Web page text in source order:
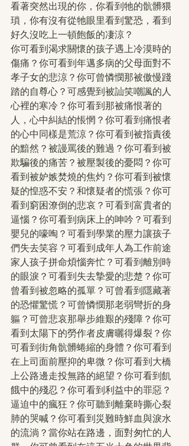
看著突然出現的你，你看到牠的骯髒猥
瑣，你有沒有從牠眼里看到驚恐，看到
好久沒吃上一頓飽飯的凄涼？
你可看到渴求關懷的孩子遇上冷漠時的
傷痛？你可看到年邁多病的父母面對不
孝子女的悲涼？你可曾憐憫那被傲慢踐
踏的自尊心？可感覺到被訕笑嘲諷的人
心裡的寒冷？你可看到那被痛恨著的
人，心中糾結的悵惘？你可看到痛恨者
的心中同樣是荒涼？你可看到被指責後
的黯然？被謾罵後的難過？你可看到被
欺騙後的痛苦？被壓製後的憂悶？你可
看到被妒嫉焚燒的焦灼？你可看到被懷
疑的惶惑不安？和懷疑者的慌張？你可
看到窮困潦倒的悲哀？可看到富貴者的
逼惱？你可看到病床上的呻吟？可看到
嬰兒的嚎啕？可看到學業的壓力讓孩子
們失去笑容？可看到成年人為工作前途
家人孩子拼命煩惱奔忙？可看到離別時
的眼淚？可看到失去摯愛的悲楚？你可
曾看到被忽略的孤單？可曾看到隱藏著
的恐懼驚慌？可曾憐憫那老弱彎折的身
軀？可曾悲哀那舉步維艱的殘障？你可
看到太陽下的勞作者皮膚曬得爆裂？你
可看到街角骯髒蜷縮的身體？你可看到
在上司面前壓抑的卑微？你可看到大橋
上公路邊走投無路的絕望？你可看到飢
餓中的殘忍？你可看到利益中的罪惡？
逼迫中的瘋狂？你可聽到離棄時撕心裂
肺的哭喊？你可看到災難時鮮血與淚水
的流淌？當你站在路邊，面對匆忙的人